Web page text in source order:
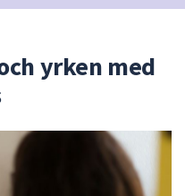
yrken med